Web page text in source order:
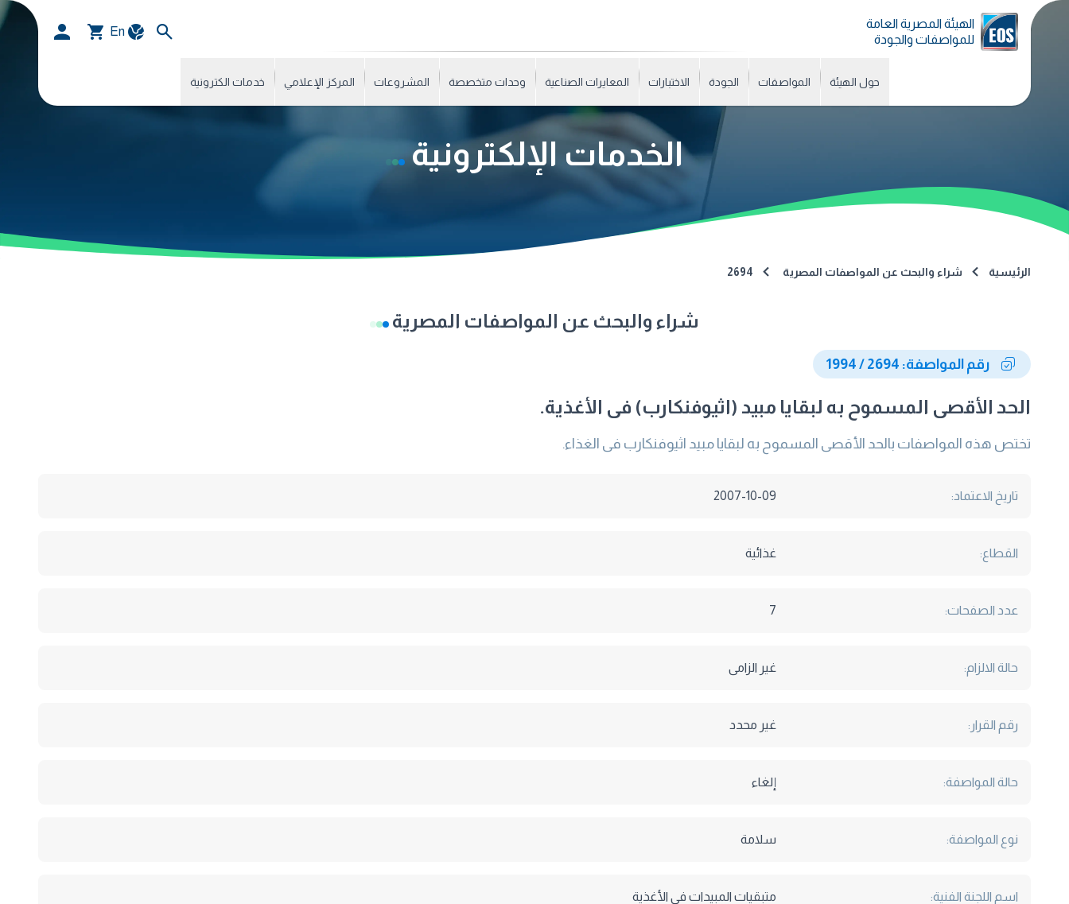
الهيئة المصرية العامة
للمواصفات والجودة
En
حول الهيئة المواصفات الجودة الاختبارات المعايرات الصناعية وحدات متخصصة المشروعات المركز الإعلامي خدمات الكترونية
الخدمات الإلكترونية
الرئيسية شراء والبحث عن المواصفات المصرية 2694
شراء والبحث عن المواصفات المصرية
رقم المواصفة: 2694 / 1994
الحد الأقصى المسموح به لبقايا مبيد (اثيوفنكارب) فى الأغذية.
تختص هذه المواصفات بالحد الأقصى المسموح به لبقايا مبيد اثيوفنكارب فى الغذاء.
تاريخ الاعتماد: 2007-10-09
القطاع: غذائية
عدد الصفحات: 7
حالة الالزام: غير الزامى
رقم القرار: غير محدد
حالة المواصفة: إلغاء
نوع المواصفة: سلامة
اسم اللجنة الفنية: متبقيات المبيدات في الأغذية